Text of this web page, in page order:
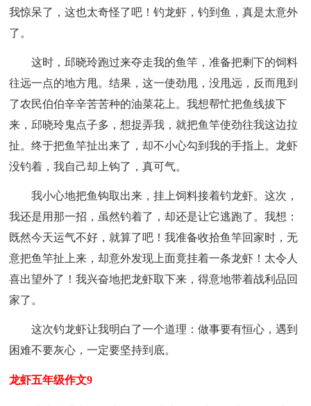
我惊呆了，这也太奇怪了吧！钓龙虾，钓到鱼，真是太意外
了。
这时，邱晓玲跑过来夺走我的鱼竿，准备把剩下的饲料
往远一点的地方甩。结果，这一使劲甩，没甩远，反而甩到
了农民伯伯辛辛苦苦种的油菜花上。我想帮忙把鱼线拔下
来，邱晓玲鬼点子多，想捉弄我，就把鱼竿使劲往我这边拉
扯。终于把鱼竿扯出来了，却不小心勾到我的手指上。龙虾
没钓着，我自己却上钩了，真可气。
我小心地把鱼钩取出来，挂上饲料接着钓龙虾。这次，
我还是用那一招，虽然钓着了，却还是让它逃跑了。我想：
既然今天运气不好，就算了吧！我准备收拾鱼竿回家时，无
意把鱼竿扯上来，却意外发现上面竟挂着一条龙虾！太令人
喜出望外了！我兴奋地把龙虾取下来，得意地带着战利品回
家了。
这次钓龙虾让我明白了一个道理：做事要有恒心，遇到
困难不要灰心，一定要坚持到底。
龙虾五年级作文9